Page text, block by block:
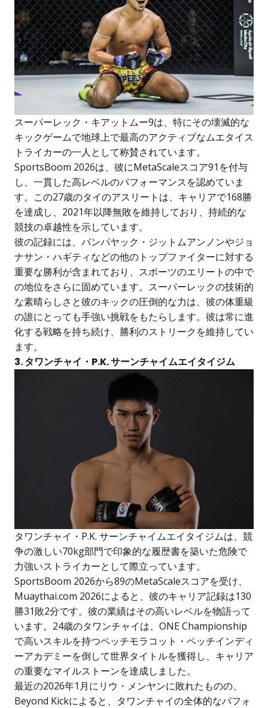
スーパーレック・キアットムー9は、特にその壊滅的な
キックゲームで地球上で最高のアクティブなムエタイス
トライカーの一人として称賛されています。
SportsBoom 2026は、彼にMetaScaleスコア91を付与
し、一貫した高レベルのパフォーマンスを認めていま
す。この27歳のタイのアスリートは、キャリアで168勝
を達成し、2021年以降無敗を維持しており、持続的な
競技の卓越性を示しています。
彼の記録には、パンパヤック・ジットムアンノンやジョ
ナサン・ハギティなどの他のトップファイターに対する
重要な勝利が含まれており、スポーツのエリートの中で
の地位をさらに固めています。スーパーレックの技術的
な素晴らしさと彼のキックの圧倒的な力は、彼の体重級
の誰にとっても手強い挑戦をもたらします。彼は常に進
化する戦略を持ち続け、勝利のストリークを維持してい
ます。
3. タワンチャイ・P.K. サーンチャイムエイタイジム
タワンチャイ・P.K. サーンチャイムエイタイジムは、競
争の激しい70kg部門で印象的な履歴書を築いた危険で
力強いストライカーとして際立っています。
SportsBoom 2026から89のMetaScaleスコアを受け、
Muaythai.com 2026によると、彼のキャリア記録は130
勝31敗2分です。彼の業績はその高いレベルを物語って
います。24歳のタワンチャイは、ONE Championship
で高いスキルを持つペッチモラコット・ペッチインディ
ーアカデミーを倒して世界タイトルを獲得し、キャリア
の重要なマイルストーンを達成しました。
最近の2026年1月にリウ・メンヤンに敗れたものの、
Beyond Kickによると、タワンチャイの全体的なパフォ